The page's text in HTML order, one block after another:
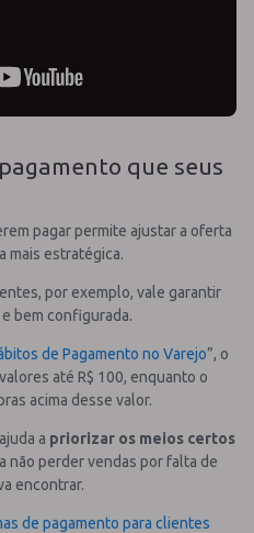
que seus
pagar permite ajustar a oferta
mais estratégica.
por exemplo, vale garantir
bem configurada.
de Pagamento no Varejo”, o
até R$ 100, enquanto o
acima desse valor.
a priorizar os meios certos
não perder vendas por falta de
encontrar.
de pagamento para clientes